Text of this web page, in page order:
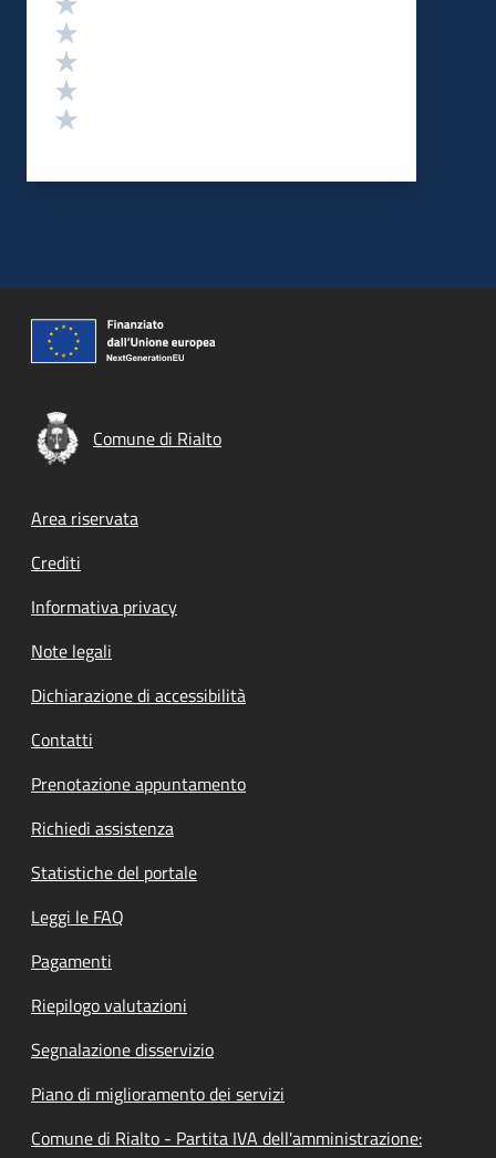
Comune di Rialto
Footer menu
Area riservata
Crediti
Informativa privacy
Note legali
Dichiarazione di accessibilità
Contatti
Prenotazione appuntamento
Richiedi assistenza
Statistiche del portale
Leggi le FAQ
Pagamenti
Riepilogo valutazioni
Segnalazione disservizio
Piano di miglioramento dei servizi
Comune di Rialto - Partita IVA dell'amministrazione: